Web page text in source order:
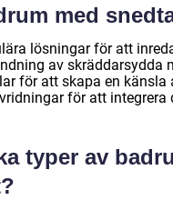
med
lösningar för att
av skräddarsydda
för att skapa en
för att integrera
typer av